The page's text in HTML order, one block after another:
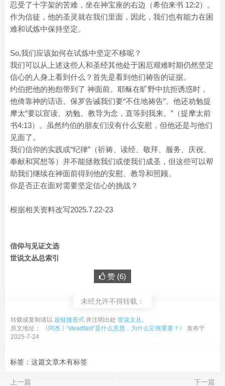
忍受了十字架的苦难，坐在神宝座的右边（希伯来书 12:2）。
作为信徒，他的圣灵就在我们里面，因此，我们也有能力在困
难和试炼中保持坚定。
So,我们应该如何在试炼中坚定不移呢？
我们可以从上述这些人和圣经其他处于困厄艰难时期仍然坚定
信心的人身上看到什么？首先是看到他们祷告的证据。
约伯把他的抱怨带到了 神面前。耶稣在旷野中抗拒诱惑时，
他倚靠神的话语。保罗告诫我们要“不住地祷告”。他还劝勉提
摩太“要以宣读、劝勉、教导为念，直等到我来。”（提摩太前
书4:13）。虽然约伯的朋友们没有什么安慰，但他还是与他们
见面了。
我们信仰的实践或“纪律”（祈祷、读经、敬拜、服务、庆祝、
奉献和冥想等）并不能拯救我们或使我们成圣，但这些可以帮
助我们继续在神面前得到他的安慰、教导和照顾。
你是否正在面对需要坚定信心的挑战？
根据相关资料改写2025.7.22-23
信仰与见证文选
世说文丛总索引
赞 (6)
未经允许不得转载：
转载或复制请以 超链接形式 并注明出处 世说文丛。
原文地址：
《阿杰丨“steadfast”是什么意思，为什么它很重要？》
发布于
2025-7-24
标签：这篇文章木有标签
上一篇 下一篇